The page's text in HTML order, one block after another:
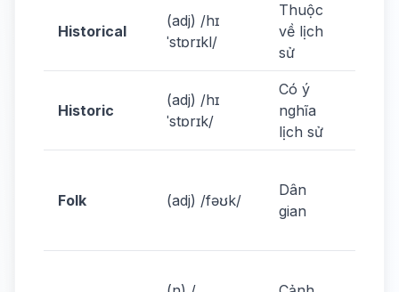
Historical
(adj) /hɪ
ˈstɒrɪkl/
Thuộc
về lịch
sử
Historic
(adj) /hɪ
ˈstɒrɪk/
Có ý
nghĩa
lịch sử
Folk (adj) /fəʊk/
Dân
gian